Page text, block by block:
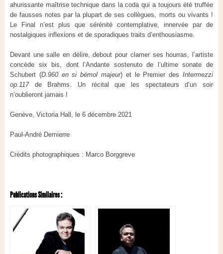
ahurissante maîtrise technique dans la coda qui a toujours été truffée
de fausses notes par la plupart de ses collègues, morts ou vivants !
Le Final n’est plus que sérénité contemplative, innervée par de
nostalgiques inflexions et de sporadiques traits d’enthousiasme.
Devant une salle en délire, debout pour clamer ses hourras, l’artiste
concède six bis, dont l’Andante sostenuto de l’ultime sonate de
Schubert (D.960 en si bémol majeur) et le Premier desIntermezzi
op.117de Brahms. Un récital que les spectateurs d’un soir
n’oublieront jamais !
Genève, Victoria Hall, le 6 décembre 2021
Paul-André Demierre
Crédits photographiques : Marco Borggreve
Publications Similaires :